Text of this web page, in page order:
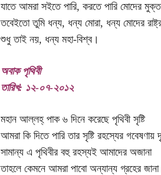
যাতে আমরা সইতে পারি, করতে পারি মোদের
তবেইতো তুমি ধন্য, ধন্য মোরা, ধন্য মোদের
শুধু তাই নয়, ধন্য মহা-বিশ্ব।
অবাক পৃথিবী
তারিখ: ১২-০৭-২০১২
মহান আল্লহ্ পাক ৬ দিনে করেছে পৃথিবী সৃষ্টি
আমরা কি দিতে পারি তার সৃষ্টি রহস্যের গবেষণায়
সামান্য এ পৃথিবীর বহু রহস্যই আমাদের অজানা
তাহলে কেমনে আমরা পাবো অন্যান্য গ্রহের